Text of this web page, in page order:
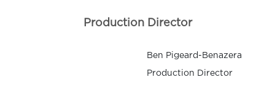
Production Director
Ben Pigeard-Benazera
Production Director